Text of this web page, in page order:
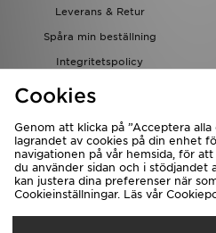
Leverans & Retur
Spåra min beställning
Integritetspolicy
JD-bloggen
Cookies
Genom att klicka på ”Acceptera
lagrandet av cookies på din enhet
navigationen på vår hemsida, för
du använder sidan och i stödjandet
kan justera dina preferenser när
Cookieinställningar. Läs vår